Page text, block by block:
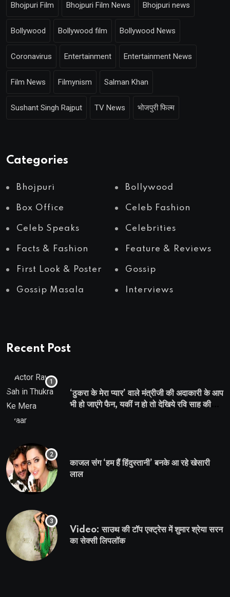
Bhojpuri Film Bhojpuri Film News Bhojpuri news
Bollywood Bollywood film Bollywood News
Coronavirus Entertainment Entertainment News
Film News Filmynism Salman Khan
Sushant Singh Rajput TV News भोजपुरी फिल्म
Categories
Bhojpuri Bollywood
Box Office Celeb Fashion
Celeb Speaks Celebrities
Facts & Fashion Feature & Reviews
First Look & Poster Gossip
Gossip Masala Interviews
Recent Post
‘ठुकरा के मेरा प्यार’ वाले मंत्रीजी की अदाकारी के आप
भी हो जाएंगे फैन, यकीं न हो तो देखिये रवि साह की
काजल संग ‘हम हैं हिंदुस्तानी’ बनके आ रहे खेसारी
लाल
Video: साउथ की टॉप एक्ट्रेस में शुमार श्रेया सरन
का सेक्सी लिपलॉक